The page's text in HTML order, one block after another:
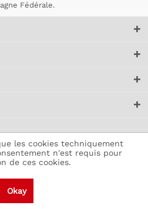
Fédérale.
les cookies techniquement
n'est requis pour
de ces cookies.
Okay